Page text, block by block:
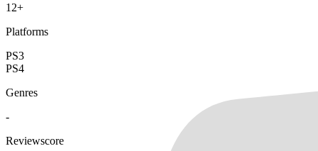
12+
Platforms
PS3
PS4
Genres
-
Reviewscore